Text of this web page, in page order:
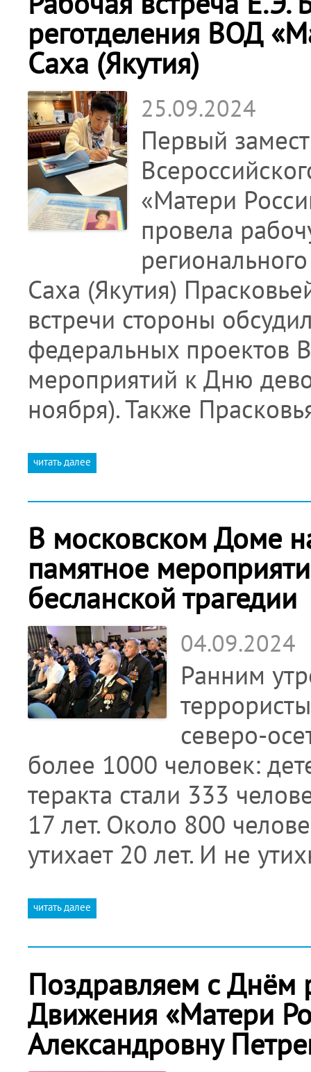
реготделения ВОД
Саха (Якутия)
25.09.2024
Первый
«Матери
провела
Саха (Якутия)
встречи стороны
федеральных проектов
мероприятий к Дню
ноября). Также
читать далее
В московском Доме
памятное
бесланской трагедии
04.09.2024
Ранним
северо-
более 1000 человек:
теракта стали 333
17 лет. Около 800
утихает 20 лет. И не
читать далее
Поздравляем с Днём
Движения «Матери
Александровну